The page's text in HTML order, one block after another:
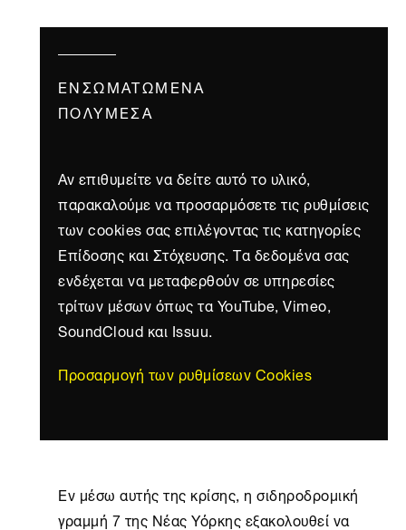
ΕΝΣΩΜΑΤΩΜΈΝΑ
ΠΟΛΥΜΈΣΑ
Αν επιθυμείτε να δείτε αυτό το υλικό,
παρακαλούμε να προσαρμόσετε τις ρυθμίσεις
των cookies σας επιλέγοντας τις κατηγορίες
Επίδοσης και Στόχευσης. Τα δεδομένα σας
ενδέχεται να μεταφερθούν σε υπηρεσίες
τρίτων μέσων όπως τα YouTube, Vimeo,
SoundCloud και Issuu.
Προσαρμογή των ρυθμίσεων Cookies
Εν μέσω αυτής της κρίσης, η σιδηροδρομική
γραμμή 7 της Νέας Υόρκης εξακολουθεί να